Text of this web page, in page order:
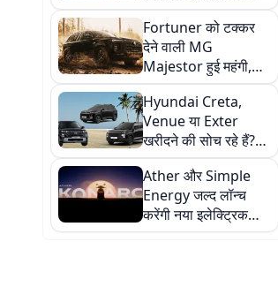
प्राइस, इंजन और फीचर्स
के बीच देखें कंपैरिजन
Fortuner को टक्कर
देने वाली MG
Majestor हुई महंगी,
1.5 लाख रुपये तक बढ़े
दाम, जानें नई कीमत
Hyundai Creta,
Venue या Exter
खरीदने की सोच रहे हैं?
फटाफट देखें अगस्त
2026 में मिलने वाले ये
ऑफर्स
Ather और Simple
Energy जल्द लॉन्च
करेंगी नया इलेक्ट्रिक
स्कूटर्स, जानें क्या-क्या